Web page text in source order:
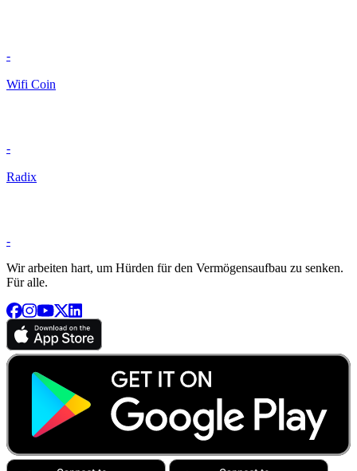
-
Wifi Coin
-
Radix
-
Wir arbeiten hart, um Hürden für den Vermögensaufbau zu senken.
Für alle.